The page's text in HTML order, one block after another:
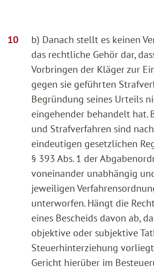
b) Danach stellt es keinen
das rechtliche Gehör dar,
Vorbringen der Kläger zur
gegen sie geführten
Begründung seines Urteils
eingehender behandelt hat.
und Strafverfahren sind
eindeutigen gesetzlichen
§ 393 Abs. 1 der
voneinander unabhängig
jeweiligen
unterworfen. Hängt die
eines Bescheids davon ab,
objektive oder subjektive
Steuerhinterziehung
Gericht hierüber im